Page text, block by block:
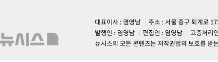
대표이사 : 염영남
주소 : 서울 중구 퇴계로
발행인 : 염영남
편집인 : 염영남
고충처리
뉴시스의 모든 콘텐츠는 저작권법의 보호를